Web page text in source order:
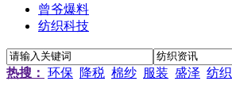
曾爷爆料
纺织科技
热搜： 环保 降税 棉纱 服装 盛泽 纺织